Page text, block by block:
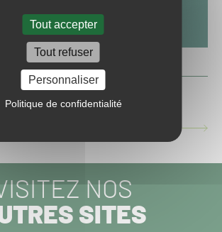
Tout accepter
Tout refuser
Personnaliser
Politique de confidentialité
EN MUTATION ?
BAUER : VERS UNE PELOUSE
NOS
SITES